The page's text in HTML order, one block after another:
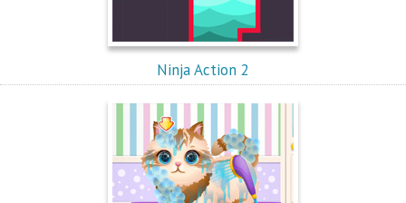
Ninja Action 2